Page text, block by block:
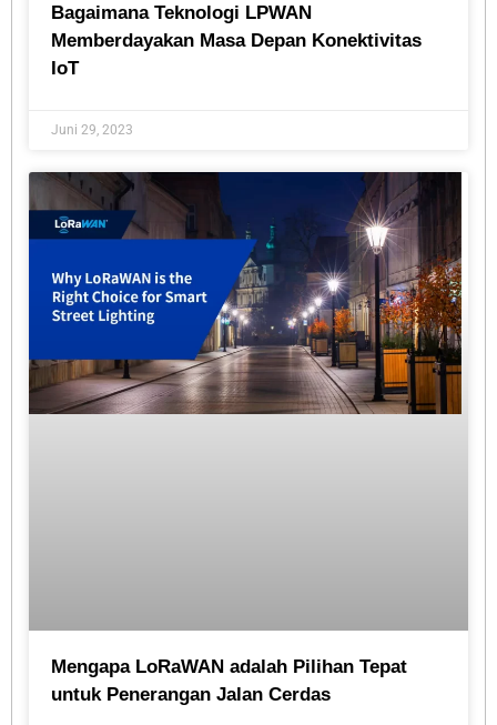
Bagaimana Teknologi LPWAN
Memberdayakan Masa Depan Konektivitas
IoT
Juni 29, 2023
Mengapa LoRaWAN adalah Pilihan Tepat
untuk Penerangan Jalan Cerdas